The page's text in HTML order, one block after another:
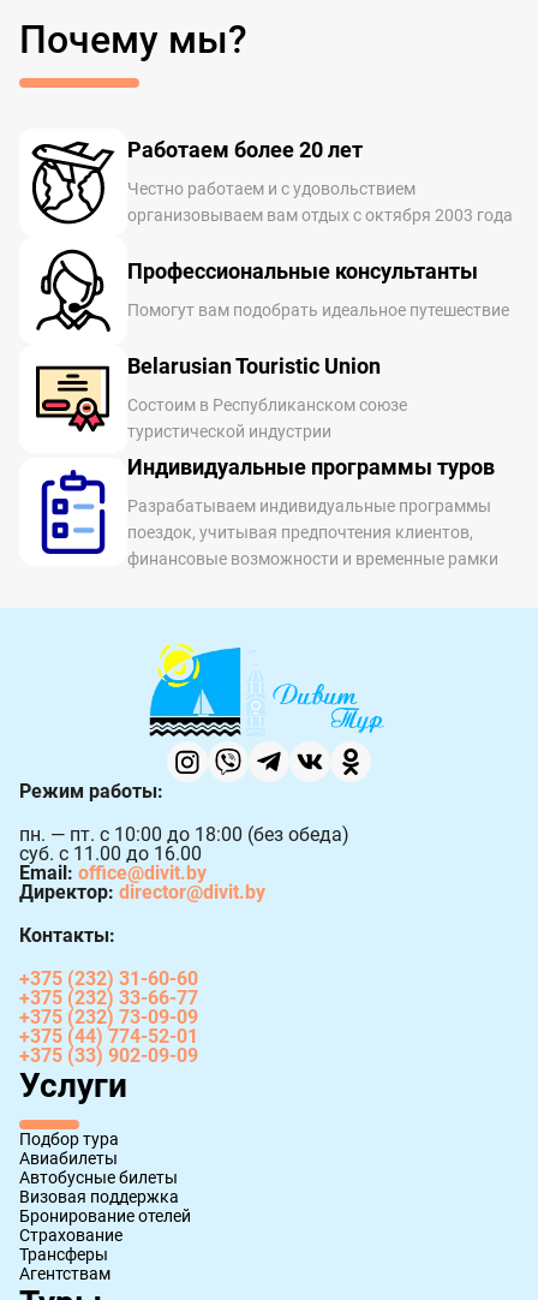
Почему мы?
Работаем более 20 лет
Честно работаем и с удовольствием
организовываем вам отдых с октября 2003 года
Профессиональные консультанты
Помогут вам подобрать идеальное путешествие
Belarusian Touristic Union
Состоим в Республиканском союзе
туристической индустрии
Индивидуальные программы туров
Разрабатываем индивидуальные программы
поездок, учитывая предпочтения клиентов,
финансовые возможности и временные рамки
Услуги
Подбор тура
Авиабилеты
Автобусные билеты
Визовая поддержка
Бронирование отелей
Страхование
Трансферы
Агентствам
Режим работы:
пн. — пт. с 10:00 до 18:00 (без обеда)
суб. с 11.00 до 16.00
Email: office@divit.by
Директор: director@divit.by
Контакты:
+375 (232) 31-60-60
+375 (232) 33-66-77
+375 (232) 73-09-09
+375 (44) 774-52-01
+375 (33) 902-09-09